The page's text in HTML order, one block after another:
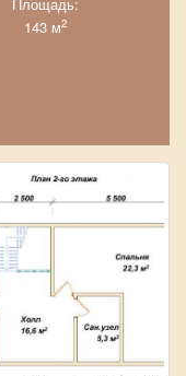
143 м2